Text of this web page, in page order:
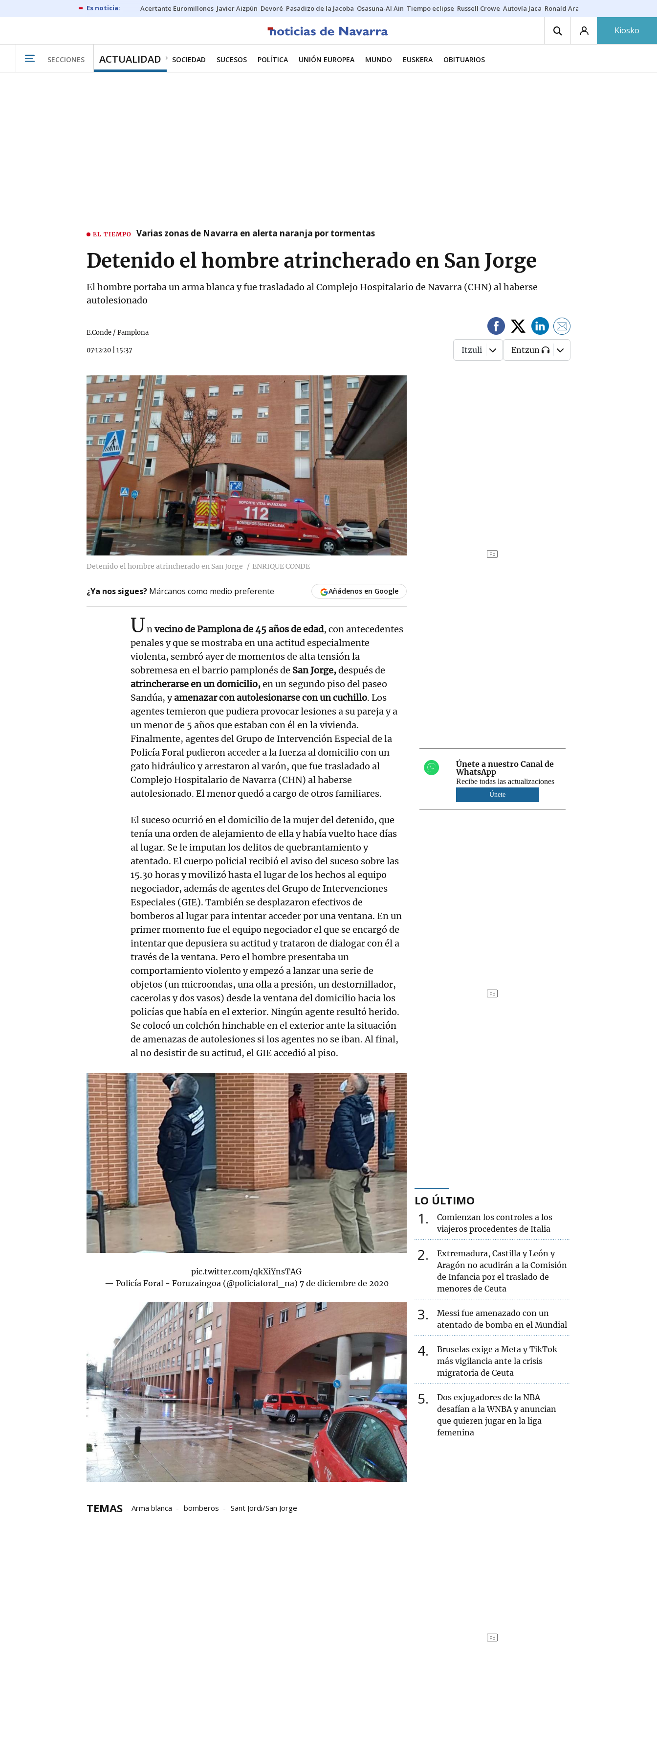
Acertante Euromillones Javier Aizpún Devoré Pasadizo de la Jacoba Osasuna-Al Ain Tiempo eclipse Russell Crowe Autovía Jaca Ronald Araújo
Kiosko
SECCIONES ACTUALIDAD SOCIEDAD SUCESOS POLÍTICA UNIÓN EUROPEA MUNDO EUSKERA OBITUARIOS
EL TIEMPO Varias zonas de Navarra en alerta naranja por tormentas
Detenido el hombre atrincherado en San Jorge
El hombre portaba un arma blanca y fue trasladado al Complejo Hospitalario de Navarra (CHN) al haberse
autolesionado
E.Conde / Pamplona
07·12·20 15:37 Itzuli Entzun
Detenido el hombre atrincherado en San Jorge ENRIQUE CONDE
¿Ya nos sigues? Márcanos como medio preferente Añádenos en Google
Unvecino de Pamplona de 45 años de edad, con antecedentes
penales y que se mostraba en una actitud especialmente
violenta, sembró ayer de momentos de alta tensión la
sobremesa en el barrio pamplonés de San Jorge,después de
atrincherarse en un domicilio,en un segundo piso del paseo
Sandúa, yamenazar con autolesionarse con un cuchillo. Los
agentes temieron que pudiera provocar lesiones a su pareja y a
un menor de 5 años que estaban con él en la vivienda.
Finalmente, agentes del Grupo de Intervención Especial de la
Policía Foral pudieron acceder a la fuerza al domicilio con un
gato hidráulico y arrestaron al varón, que fue trasladado al
Complejo Hospitalario de Navarra (CHN) al haberse
autolesionado. El menor quedó a cargo de otros familiares.
El suceso ocurrió en el domicilio de la mujer del detenido, que
tenía una orden de alejamiento de ella y había vuelto hace días
al lugar. Se le imputan los delitos de quebrantamiento y
atentado. El cuerpo policial recibió el aviso del suceso sobre las
15.30 horas y movilizó hasta el lugar de los hechos al equipo
negociador, además de agentes del Grupo de Intervenciones
Especiales (GIE). También se desplazaron efectivos de
bomberos al lugar para intentar acceder por una ventana. En un
primer momento fue el equipo negociador el que se encargó de
intentar que depusiera su actitud y trataron de dialogar con él a
través de la ventana. Pero el hombre presentaba un
comportamiento violento y empezó a lanzar una serie de
objetos (un microondas, una olla a presión, un destornillador,
cacerolas y dos vasos) desde la ventana del domicilio hacia los
policías que había en el exterior. Ningún agente resultó herido.
Se colocó un colchón hinchable en el exterior ante la situación
de amenazas de autolesiones si los agentes no se iban. Al final,
al no desistir de su actitud, el GIE accedió al piso.
pic.twitter.com/qkXiYnsTAG
— Policía Foral - Foruzaingoa (@policiaforal_na) 7 de diciembre de 2020
TEMAS Arma blanca bomberos Sant Jordi/San Jorge
Únete a nuestro Canal de
WhatsApp
Recibe todas las actualizaciones
Únete
LO ÚLTIMO
1
Comienzan los controles a los
viajeros procedentes de Italia
2
Extremadura, Castilla y León y
Aragón no acudirán a la Comisión
de Infancia por el traslado de
menores de Ceuta
3
Messi fue amenazado con un
atentado de bomba en el Mundial
4
Bruselas exige a Meta y TikTok
más vigilancia ante la crisis
migratoria de Ceuta
5
Dos exjugadores de la NBA
desafían a la WNBA y anuncian
que quieren jugar en la liga
femenina